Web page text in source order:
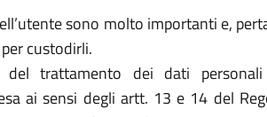
sono molto importanti e,
custodirli.
trattamento dei dati
ai sensi degli artt. 13 e 14 del